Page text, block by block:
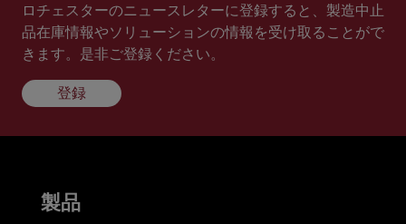
ロチェスターのニュースレターに登録すると、製造中止
品在庫情報やソリューションの情報を受け取ることがで
きます。是非ご登録ください。
登録
製品